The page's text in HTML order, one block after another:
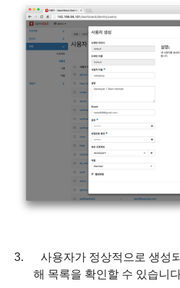
3. 사용자가 정상적으로 생성
해 목록을 확인할 수 있습니